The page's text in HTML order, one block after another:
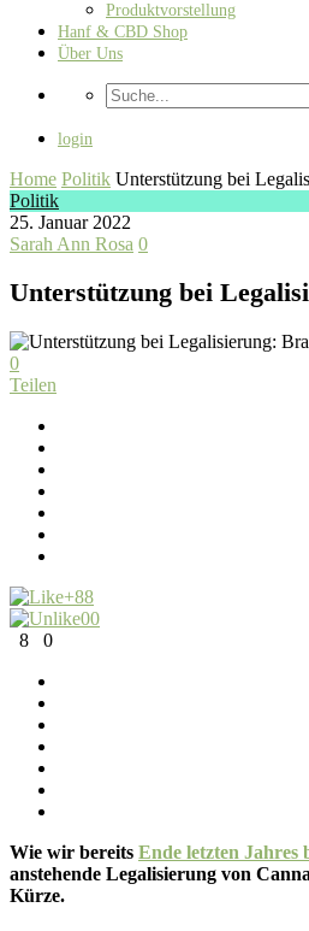
Produktvorstellung
Hanf & CBD Shop
Über Uns
login
Home Politik Unterstützung bei
Politik
25. Januar 2022
Sarah Ann Rosa 0
Unterstützung bei
0
Teilen
+88
00
8
0
Wie wir bereits Ende letzten Jahres
anstehende Legalisierung von
Kürze.